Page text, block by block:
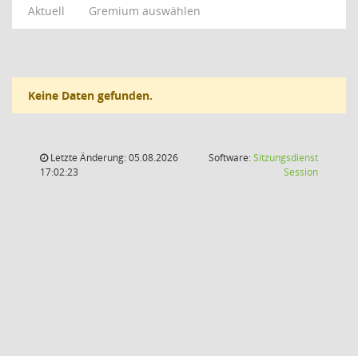
Aktuell
Gremium auswählen
Keine Daten gefunden.
Letzte Änderung: 05.08.2026
17:02:23
Software:Sitzungsdienst
Session(Wird in